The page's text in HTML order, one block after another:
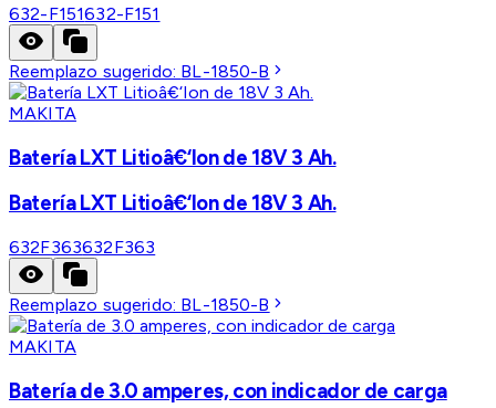
632-F151632-F151
Reemplazo sugerido: BL-1850-B
MAKITA
Batería LXT Litioâ€‘Ion de 18V 3 Ah.
Batería LXT Litioâ€‘Ion de 18V 3 Ah.
632F363632F363
Reemplazo sugerido: BL-1850-B
MAKITA
Batería de 3.0 amperes, con indicador de carga